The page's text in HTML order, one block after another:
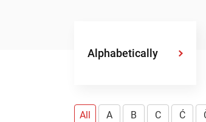
Alphabetically
All A B C Ć